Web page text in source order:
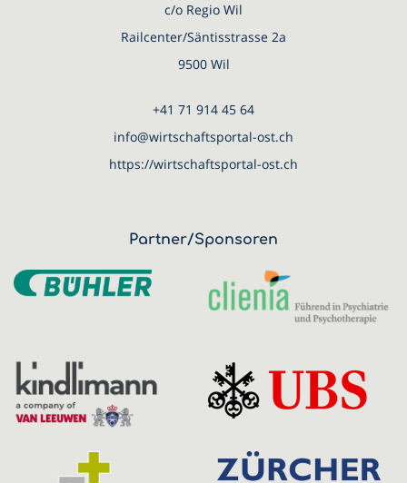
c/o Regio Wil
Railcenter/Säntisstrasse 2a
9500 Wil
+41 71 914 45 64
info@wirtschaftsportal-ost.ch
https://wirtschaftsportal-ost.ch
Partner/Sponsoren